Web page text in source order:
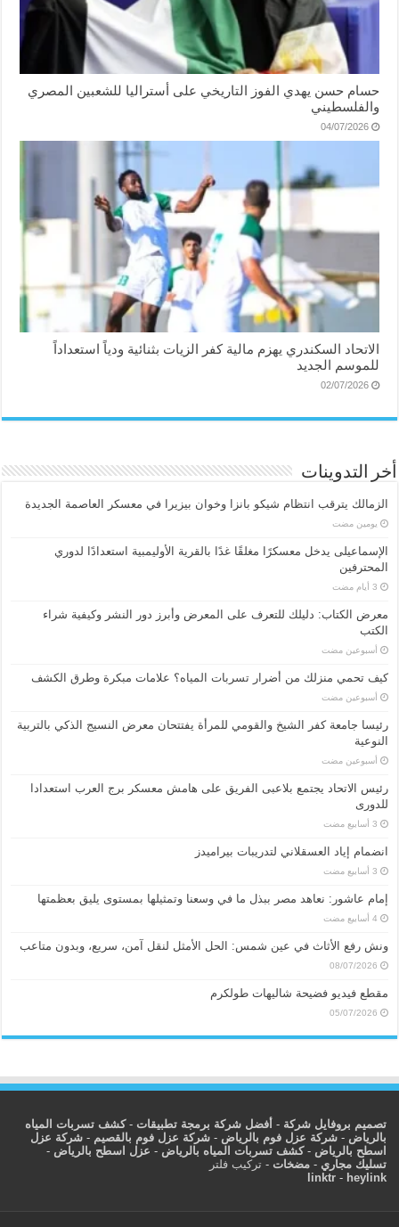
حسام حسن يهدي الفوز التاريخي على أستراليا للشعبين المصري
والفلسطيني
04/07/2026
الاتحاد السكندري يهزم مالية كفر الزيات بثنائية ودياً استعداداً
للموسم الجديد
02/07/2026
أخر التدوينات
الزمالك يترقب انتظام شيكو بانزا وخوان بيزيرا في معسكر العاصمة الجديدة
‏يومين مضت
الإسماعیلی یدخل معسكرًا مغلقًا غدًا بالقرية الأوليمبية استعدادًا لدوري
المحترفين
معرض الكتاب: دليلك للتعرف على المعرض وأبرز دور النشر وكيفية شراء
الكتب
‏أسبوعين مضت
كيف تحمي منزلك من أضرار تسربات المياه؟ علامات مبكرة وطرق الكشف
‏أسبوعين مضت
رئيسا جامعة كفر الشيخ والقومي للمرأة يفتتحان معرض النسيج الذكي بالتربية
النوعية
‏أسبوعين مضت
رئيس الاتحاد يجتمع بلاعبى الفريق على هامش معسكر برج العرب استعدادا
للدورى
انضمام إياد العسقلاني لتدريبات بيراميدز
إمام عاشور: نعاهد مصر ببذل ما في وسعنا وتمثيلها بمستوى يليق بعظمتها
ونش رفع الأثاث في عين شمس: الحل الأمثل لنقل آمن، سريع، وبدون متاعب
08/07/2026
مقطع فيديو فضيحة شاليهات طولكرم
05/07/2026
تصميم بروفايل شركة - أفضل شركة برمجة تطبيقات -كشف تسربات المياه
بالرياض -شركة عزل فوم بالرياض -شركة عزل فوم بالقصيم -شركة عزل
اسطح بالرياض -كشف تسربات المياه بالرياض - عزل اسطح بالرياض -
تسليك مجاري -مضخات -تركيب فلتر
linktr- heylink